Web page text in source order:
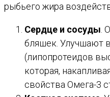
рыбьего жира
Сердце и сосуды .
бляшек. Улучшают
(липопротеидов
которая,
свойства Омега-3